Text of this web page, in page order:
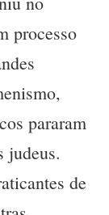
processo
pararam
judeus.
de